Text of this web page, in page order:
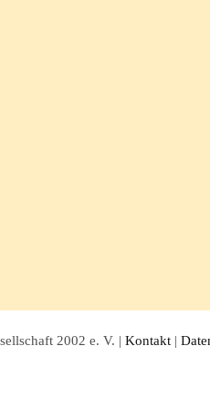
2002 e. V. | Kontakt |